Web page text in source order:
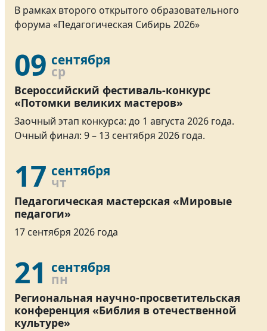
В рамках второго открытого образовательного
форума «Педагогическая Сибирь 2026»
09 сентября
ср
Всероссийский фестиваль-конкурс
«Потомки великих мастеров»
Заочный этап конкурса: до 1 августа 2026 года.
Очный финал: 9 – 13 сентября 2026 года.
17 сентября
чт
Педагогическая мастерская «Мировые
педагоги»
17 сентября 2026 года
21 сентября
пн
Региональная научно-просветительская
конференция «Библия в отечественной
культуре»